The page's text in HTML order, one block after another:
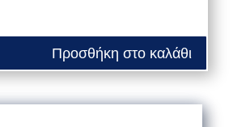
Προσθήκη στο καλάθι